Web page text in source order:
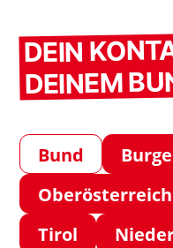
DEIN
DEINEM
Bund
Oberösterreich
Tirol